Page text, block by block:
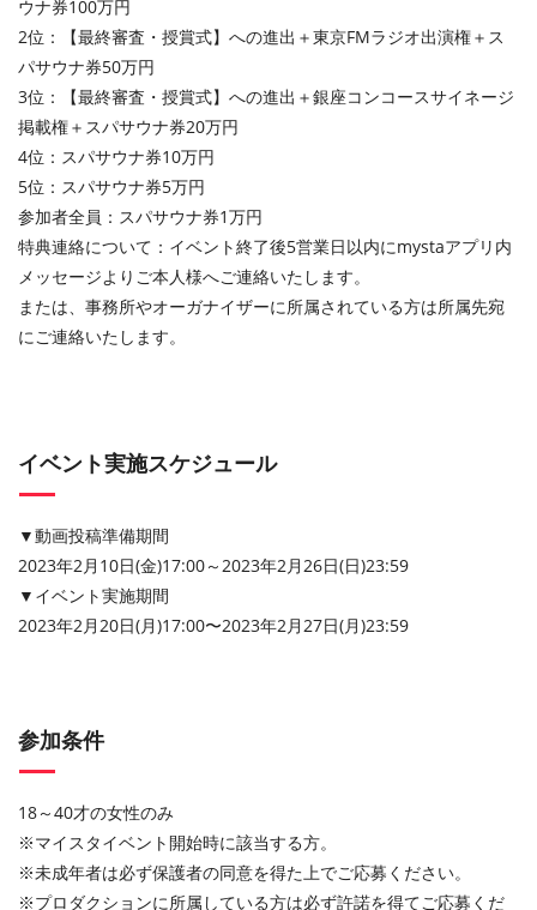
ウナ券100万円
2位：【最終審査・授賞式】への進出＋東京FMラジオ出演権＋ス
パサウナ券50万円
3位：【最終審査・授賞式】への進出＋銀座コンコースサイネージ
掲載権＋スパサウナ券20万円
4位：スパサウナ券10万円
5位：スパサウナ券5万円
参加者全員：スパサウナ券1万円
特典連絡について：イベント終了後5営業日以内にmystaアプリ内
メッセージよりご本人様へご連絡いたします。
または、事務所やオーガナイザーに所属されている方は所属先宛
にご連絡いたします。
イベント実施スケジュール
▼動画投稿準備期間
2023年2月10日(金)17:00～2023年2月26日(日)23:59
▼イベント実施期間
2023年2月20日(月)17:00〜2023年2月27日(月)23:59
参加条件
18～40才の女性のみ
※マイスタイベント開始時に該当する方。
※未成年者は必ず保護者の同意を得た上でご応募ください。
※プロダクションに所属している方は必ず許諾を得てご応募くだ